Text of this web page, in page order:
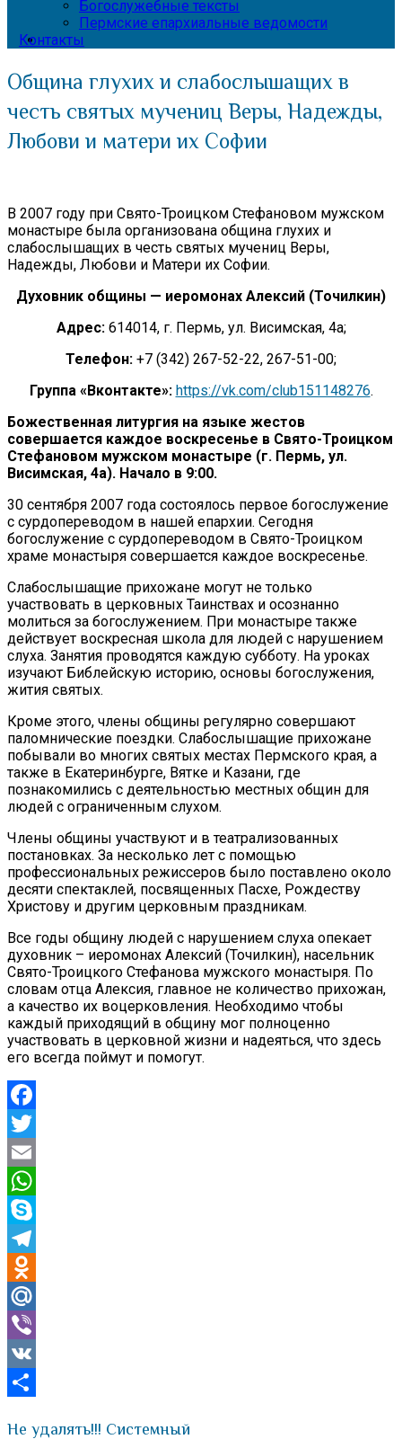
Богослужебные тексты
Пермские епархиальные ведомости
Контакты
Община глухих и слабослышащих в
честь святых мучениц Веры, Надежды,
Любови и матери их Софии
В 2007 году при Свято-Троицком Стефановом мужском
монастыре была организована община глухих и
слабослышащих в честь святых мучениц Веры,
Надежды, Любови и Матери их Софии.
Духовник общины — иеромонах Алексий (Точилкин)
Адрес: 614014, г. Пермь, ул. Висимская, 4а;
Телефон: +7 (342) 267-52-22, 267-51-00;
Группа «Вконтакте»: https://vk.com/club151148276.
Божественная литургия на языке жестов
совершается каждое воскресенье в Свято-Троицком
Стефановом мужском монастыре (г. Пермь, ул.
Висимская, 4а). Начало в 9:00.
30 сентября 2007 года состоялось первое богослужение
с сурдопереводом в нашей епархии. Сегодня
богослужение с сурдопереводом в Свято-Троицком
храме монастыря совершается каждое воскресенье.
Слабослышащие прихожане могут не только
участвовать в церковных Таинствах и осознанно
молиться за богослужением. При монастыре также
действует воскресная школа для людей с нарушением
слуха. Занятия проводятся каждую субботу. На уроках
изучают Библейскую историю, основы богослужения,
жития святых.
Кроме этого, члены общины регулярно совершают
паломнические поездки. Слабослышащие прихожане
побывали во многих святых местах Пермского края, а
также в Екатеринбурге, Вятке и Казани, где
познакомились с деятельностью местных общин для
людей с ограниченным слухом.
Члены общины участвуют и в театрализованных
постановках. За несколько лет с помощью
профессиональных режиссеров было поставлено около
десяти спектаклей, посвященных Пасхе, Рождеству
Христову и другим церковным праздникам.
Все годы общину людей с нарушением слуха опекает
духовник – иеромонах Алексий (Точилкин), насельник
Свято-Троицкого Стефанова мужского монастыря. По
словам отца Алексия, главное не количество прихожан,
а качество их воцерковления. Необходимо чтобы
каждый приходящий в общину мог полноценно
участвовать в церковной жизни и надеяться, что здесь
его всегда поймут и помогут.
Facebook
Twitter
Email
WhatsApp
Skype
Telegram
Odnoklassniki
Mail.Ru
Viber
VK
Не удалять!!! Системный